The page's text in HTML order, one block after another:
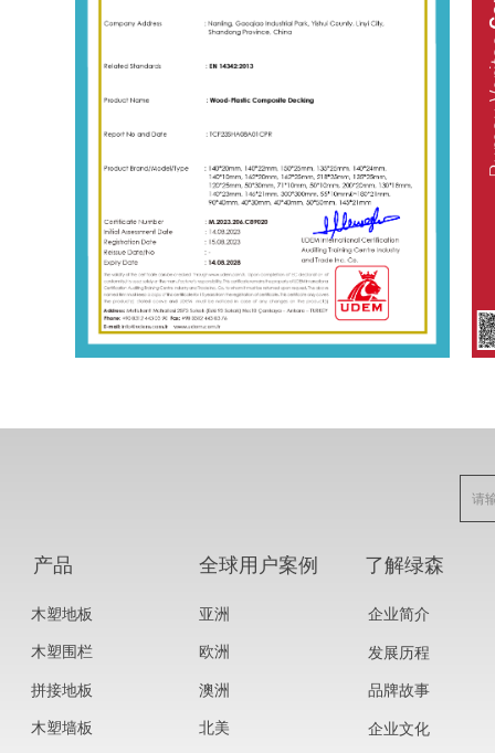
了解绿森
企业简介
发展历程
品牌故事
企业文化
全球用户案例
亚洲
欧洲
澳洲
北美
木塑地板
木塑围栏
拼接地板
木塑墙板
产品